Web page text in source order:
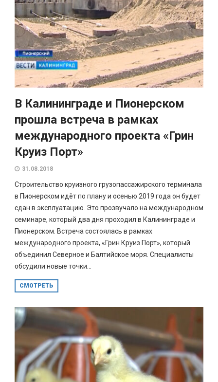
В Калининграде и Пионерском
прошла встреча в рамках
международного проекта «Грин
Круиз Порт»
31.08.2018
Строительство круизного грузопассажирского терминала
в Пионерском идёт по плану и осенью 2019 года он будет
сдан в эксплуатацию. Это прозвучало на международном
семинаре, который два дня проходил в Калининграде и
Пионерском. Встреча состоялась в рамках
международного проекта, «Грин Круиз Порт», который
объединил Северное и Балтийское моря. Специалисты
обсудили новые точки...
СМОТРЕТЬ